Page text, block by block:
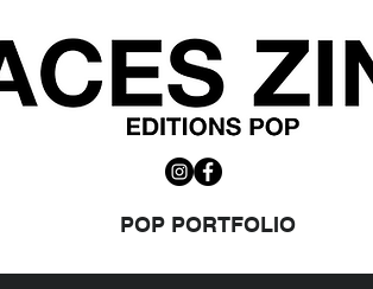
POP PORTFOLIO